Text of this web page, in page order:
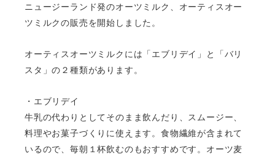
ニ ュージーランド発のオーツミルク、オーティスオー
ツミルクの販売を開始しました。
オーティスオーツミルクには「エブリデイ」と「バリ
スタ」の２種類があります。
・エブリデイ
牛乳の代わりとしてそのまま飲んだり、スムージー、
料理やお菓子づくりに使えます。食物繊維が含まれて
いるので、毎朝１杯飲むのもおすすめです。オーツ麦